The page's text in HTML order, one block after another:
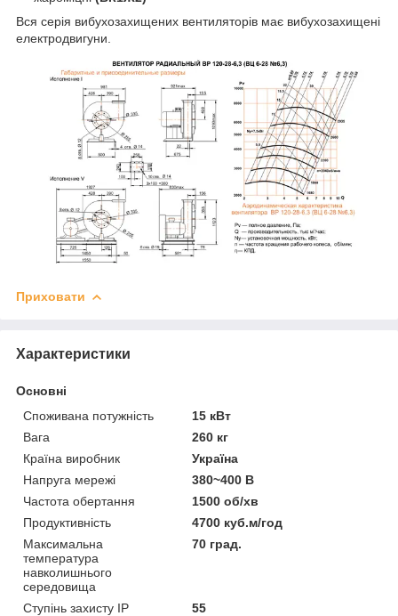
Вся серія вибухозахищених вентиляторів має вибухозахищені
електродвигуни.
Приховати
Характеристики
Основні
Споживана потужність
15 кВт
Вага
260 кг
Країна виробник
Україна
Напруга мережі
380~400 В
Частота обертання
1500 об/хв
Продуктивність
4700 куб.м/год
Максимальна
температура
навколишнього
середовища
70 град.
Ступінь захисту IP
55